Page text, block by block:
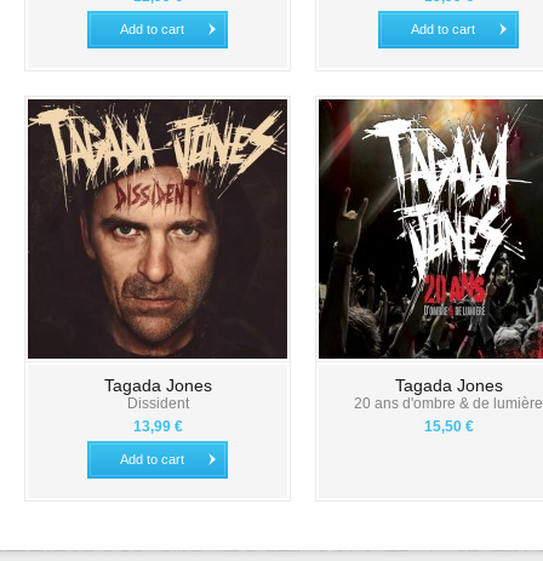
Add to cart Add to cart
Tagada Jones
Dissident
13,99 €
Add to cart
Tagada Jones
20 ans d'ombre & de lumière
15,50 €